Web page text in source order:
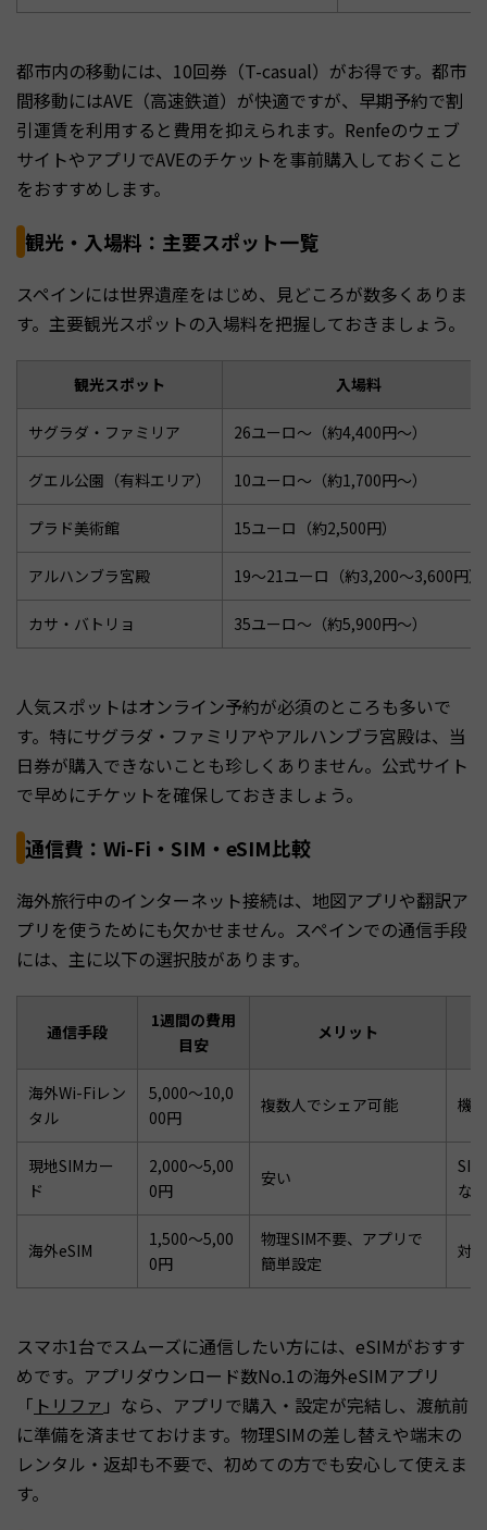
都市内の移動には、10回券（T-casual）がお得です。都市
間移動にはAVE（高速鉄道）が快適ですが、早期予約で割
引運賃を利用すると費用を抑えられます。Renfeのウェブ
サイトやアプリでAVEのチケットを事前購入しておくこと
をおすすめします。
観光・入場料：主要スポット一覧
スペインには世界遺産をはじめ、見どころが数多くありま
す。主要観光スポットの入場料を把握しておきましょう。
観光スポット 入場料
サグラダ・ファミリア 26ユーロ〜（約4,400円〜）
グエル公園（有料エリア） 10ユーロ〜（約1,700円〜）
プラド美術館 15ユーロ（約2,500円）
アルハンブラ宮殿 19〜21ユーロ（約3,200〜3,600円）
カサ・バトリョ 35ユーロ〜（約5,900円〜）
人気スポットはオンライン予約が必須のところも多いで
す。特にサグラダ・ファミリアやアルハンブラ宮殿は、当
日券が購入できないことも珍しくありません。公式サイト
で早めにチケットを確保しておきましょう。
通信費：Wi-Fi・SIM・eSIM比較
海外旅行中のインターネット接続は、地図アプリや翻訳ア
プリを使うためにも欠かせません。スペインでの通信手段
には、主に以下の選択肢があります。
通信手段
1週間の費用
目安
メリット
海外Wi-Fiレン
タル
5,000〜10,0
00円
複数人でシェア可能 機
現地SIMカー
ド
2,000〜5,00
0円
安い
な
海外eSIM
1,500〜5,00
0円
物理SIM不要、アプリで
簡単設定
対
スマホ1台でスムーズに通信したい方には、eSIMがおすす
めです。アプリダウンロード数No.1の海外eSIMアプリ
「 トリファ 」なら、アプリで購入・設定が完結し、渡航前
に準備を済ませておけます。物理SIMの差し替えや端末の
レンタル・返却も不要で、初めての方でも安心して使えま
す。